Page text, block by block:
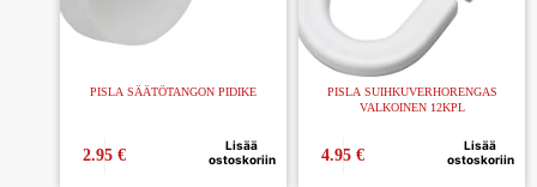
PISLA SÄÄTÖTANGON PIDIKE
2.95€
Lisää
ostoskoriin
PISLA SUIHKUVERHORENGAS
VALKOINEN 12KPL
4.95€
Lisää
ostoskoriin